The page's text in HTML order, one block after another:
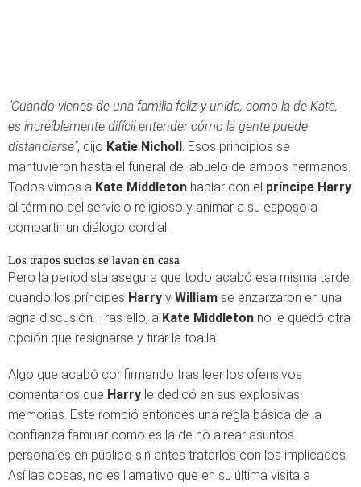
"Cuando vienes de una familia feliz y unida, como la de Kate,
es increíblemente difícil entender cómo la gente puede
distanciarse", dijo Katie Nicholl. Esos principios se
mantuvieron hasta el funeral del abuelo de ambos hermanos.
Todos vimos a Kate Middleton hablar con el príncipe Harry
al término del servicio religioso y animar a su esposo a
compartir un diálogo cordial.
Los trapos sucios se lavan en casa
Pero la periodista asegura que todo acabó esa misma tarde,
cuando los príncipes Harry y William se enzarzaron en una
agria discusión. Tras ello, a Kate Middleton no le quedó otra
opción que resignarse y tirar la toalla.
Algo que acabó confirmando tras leer los ofensivos
comentarios que Harry le dedicó en sus explosivas
memorias. Este rompió entonces una regla básica de la
confianza familiar como es la de no airear asuntos
personales en público sin antes tratarlos con los implicados.
Así las cosas, no es llamativo que en su última visita a